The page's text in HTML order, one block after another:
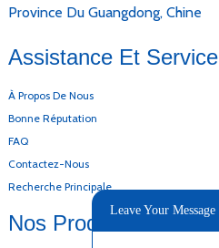
Province Du Guangdong, Chine
Assistance Et Service
À Propos De Nous
Bonne Réputation
FAQ
Contactez-Nous
Recherche Principale
Nos Produits
Leave Your Message